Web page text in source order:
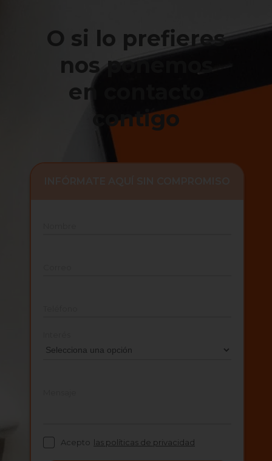
O si lo prefieres
nos ponemos
en contacto
contigo
Acepto las políticas de privacidad